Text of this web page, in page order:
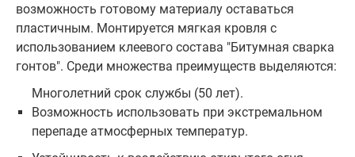
возможность готовому материалу оставаться
пластичным. Монтируется мягкая кровля с
использованием клеевого состава "Битумная сварка
гонтов". Среди множества преимуществ выделяются:
Многолетний срок службы (50 лет).
Возможность использовать при экстремальном
перепаде атмосферных температур.